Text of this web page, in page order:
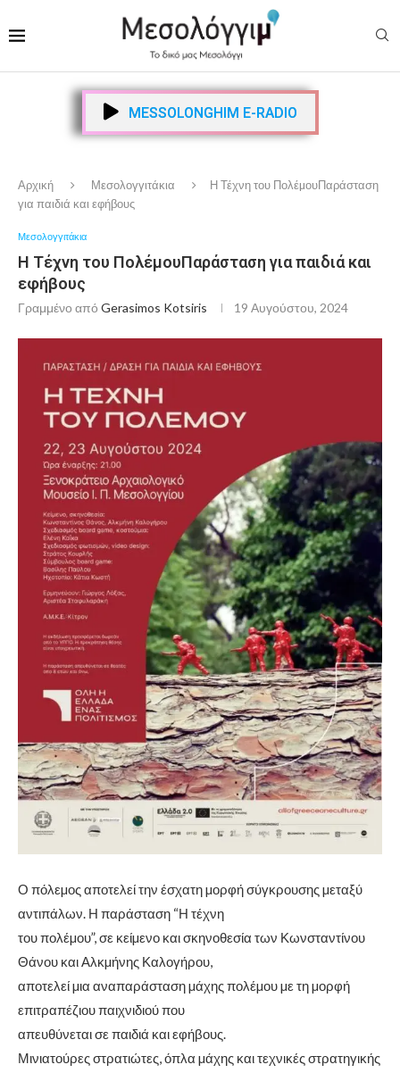
MESSOLONGHIM E-RADIO
Αρχική Μεσολογγιτάκια
Η Τέχνη του ΠολέµουΠαράσταση
για παιδιά και εφήβους
Μεσολογγιτάκια
Η Τέχνη του ΠολέµουΠαράσταση για παιδιά και
εφήβους
Γραμμένο από Gerasimos Kotsiris 19 Αυγούστου, 2024
Ο πόλεµος αποτελεί την έσχατη µορφή σύγκρουσης µεταξύ
αντιπάλων. Η παράσταση “Η τέχνη
του πολέµου”, σε κείµενο και σκηνοθεσία των Κωνσταντίνου
Θάνου και Αλκµήνης Καλογήρου,
αποτελεί µια αναπαράσταση µάχης πολέµου µε τη µορφή
επιτραπέζιου παιχνιδιού που
απευθύνεται σε παιδιά και εφήβους.
Μινιατούρες στρατιώτες, όπλα µάχης και τεχνικές στρατηγικής